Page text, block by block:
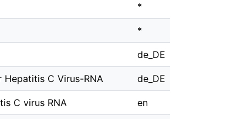
*
*
de_DE
Hepatitis C Virus-RNA de_DE
C virus RNA en